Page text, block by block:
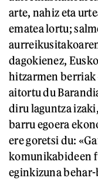
arte, nahiz eta
ematea lortu;
dagokienez,
hitzarmen berriak
aitortu du
diru laguntza
barru egoera
ere goretsi du:
komunikabideen
eginkizuna